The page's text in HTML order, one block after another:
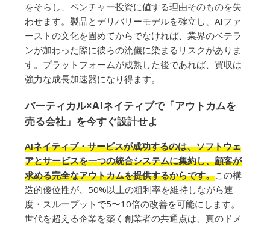
をそらし、ベンチャー投資に値する理由そのものを失
わせます。製品とデリバリーモデルを確立し、AIファ
ーストの文化を固めてからでなければ、業界のベテラ
ンが加わった際に彼らの流儀に染まるリスクがありま
す。プラットフォームが成熟した後であれば、買収は
強力な成長加速器になり得ます。
バーティカル×AIネイティブで「アウトカムを
売る会社」を今すぐ設計せよ
AIネイティブ・サービスが成功するのは、ソフトウェ
アとサービスを一つの統合システムに集約し、顧客が
求める完全なアウトカムを提供するからです。この構
造的優位性が、50%以上の粗利率を維持しながら速
度・スループットで5〜10倍の改善を可能にします。
世代を超える企業を築く創業者の共通点は、真のドメ